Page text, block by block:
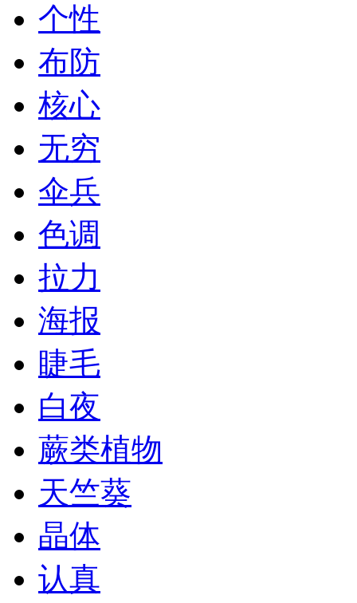
个性
布防
核心
无穷
伞兵
色调
拉力
海报
睫毛
白夜
蕨类植物
天竺葵
晶体
认真